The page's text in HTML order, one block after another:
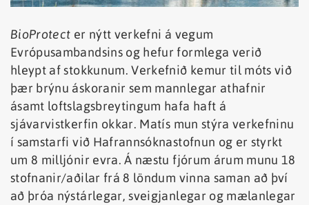
BioProtect er nýtt verkefni á vegum
Evrópusambandsins og hefur formlega verið
hleypt af stokkunum. Verkefnið kemur til móts við
þær brýnu áskoranir sem mannlegar athafnir
ásamt loftslagsbreytingum hafa haft á
sjávarvistkerfin okkar. Matís mun stýra verkefninu
í samstarfi við Hafrannsóknastofnun og er styrkt
um 8 milljónir evra. Á næstu fjórum árum munu 18
stofnanir/aðilar frá 8 löndum vinna saman að því
að þróa nýstárlegar, sveigjanlegar og mælanlegar